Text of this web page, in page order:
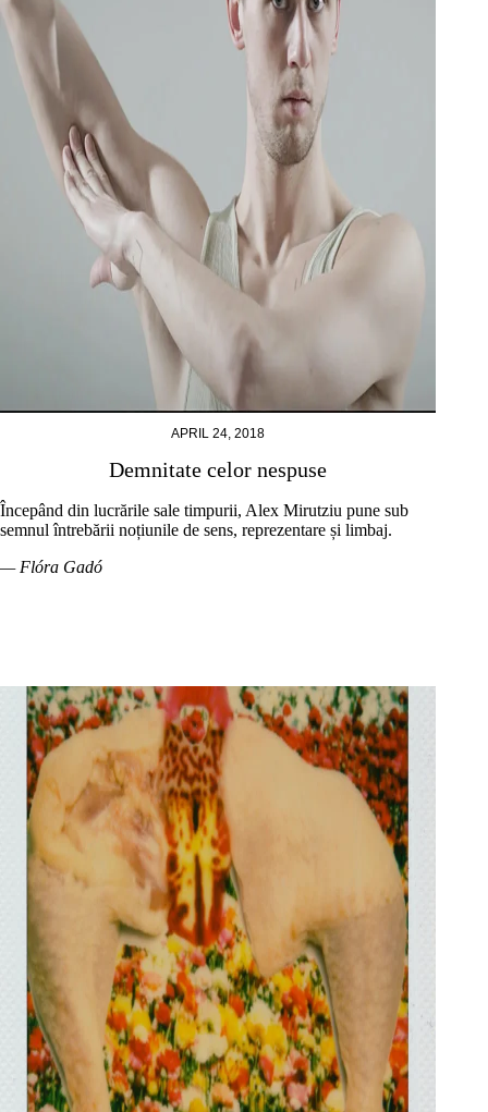
APRIL 24, 2018
Demnitate celor nespuse
Începând din lucrările sale timpurii, Alex Mirutziu pune sub
semnul întrebării noțiunile de sens, reprezentare și limbaj.
— Flóra Gadó